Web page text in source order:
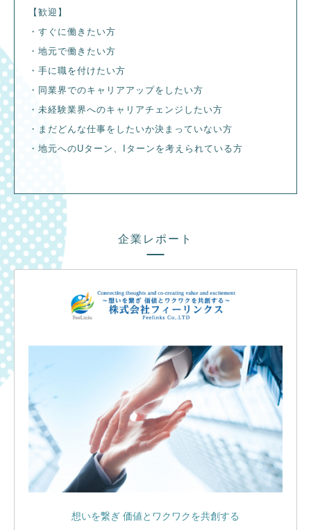
【歓迎】
・すぐに働きたい方
・地元で働きたい方
・手に職を付けたい方
・同業界でのキャリアアップをしたい方
・未経験業界へのキャリアチェンジしたい方
・まだどんな仕事をしたいか決まっていない方
・地元へのUターン、Iターンを考えられている方
企業レポート
想いを繋ぎ 価値とワクワクを共創する